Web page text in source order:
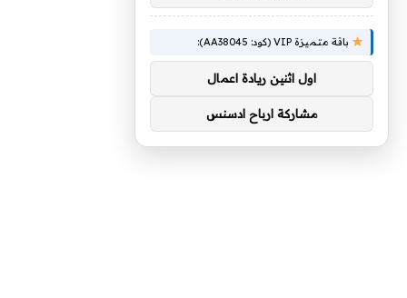
باقة متميزة VIP (كود: AA38045):
اول اثنين ريادة اعمال
مشاركة ارباح ادسنس